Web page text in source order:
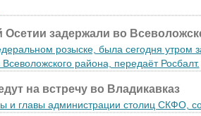
задержали во
розыске, была сегодня утром
района, передаёт Росбалт.
на встречу во Владикавказ
и главы администрации столиц СКФО,